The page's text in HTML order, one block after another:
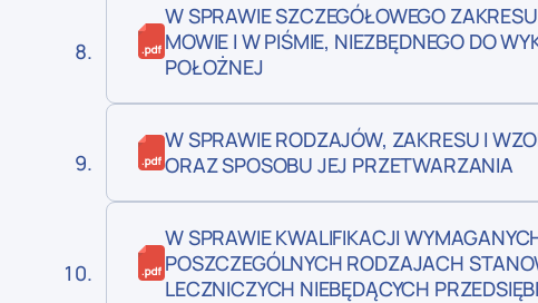
W SPRAWIE SZCZEGÓŁOWEGO
MOWIE I W PIŚMIE, NIEZBĘDNEGO DO
POŁOŻNEJ
W SPRAWIE RODZAJÓW, ZAKRESU I
ORAZ SPOSOBU JEJ PRZETWARZANIA
W SPRAWIE KWALIFIKACJI
POSZCZEGÓLNYCH RODZAJACH
LECZNICZYCH NIEBĘDĄCYCH